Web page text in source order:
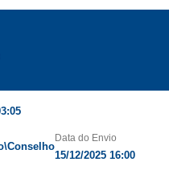
Data do Envio
15/12/2025 16:00